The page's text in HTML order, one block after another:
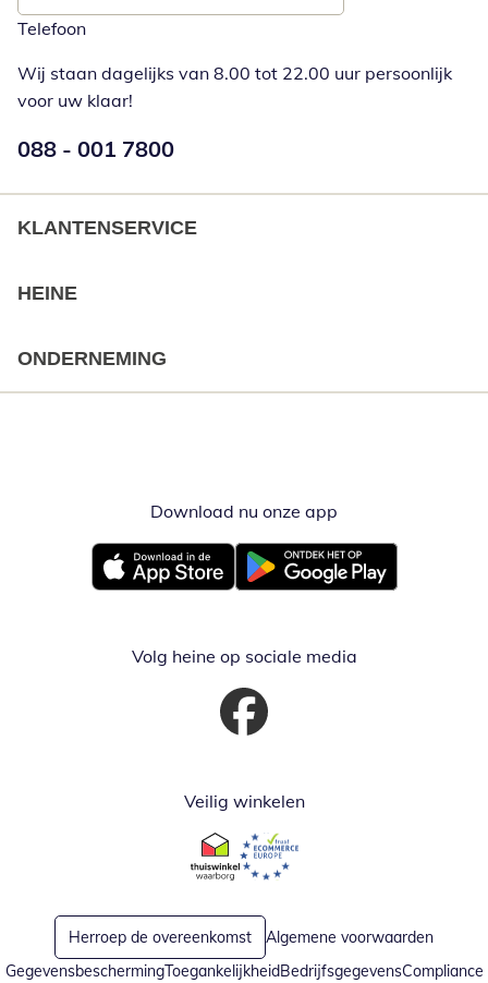
Telefoon
Wij staan dagelijks van 8.00 tot 22.00 uur persoonlijk
voor uw klaar!
Telefoonnummer:
088 - 001 7800
KLANTENSERVICE
HEINE
ONDERNEMING
Download nu onze app
Opent in nieuw vensterOpent in nieuw venster
Volg heine op sociale media
Opent in nieuw venster
Veilig winkelen
Opent in nieuw venster
Opent in nieuw venster
Herroep de overeenkomst
Algemene voorwaarden
GegevensbeschermingToegankelijkheidBedrijfsgegevensCompliance